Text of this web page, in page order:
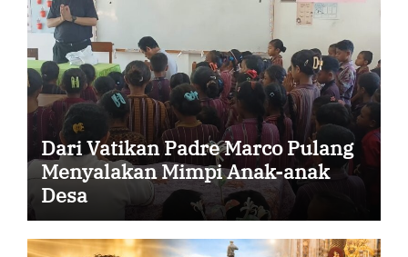
Dari Vatikan Padre Marco Pulang
Menyalakan Mimpi Anak-anak
Desa